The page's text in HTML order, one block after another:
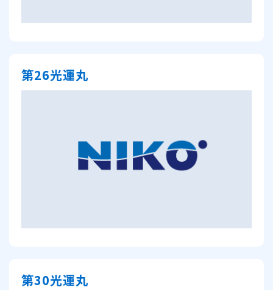
第26光運丸
第30光運丸